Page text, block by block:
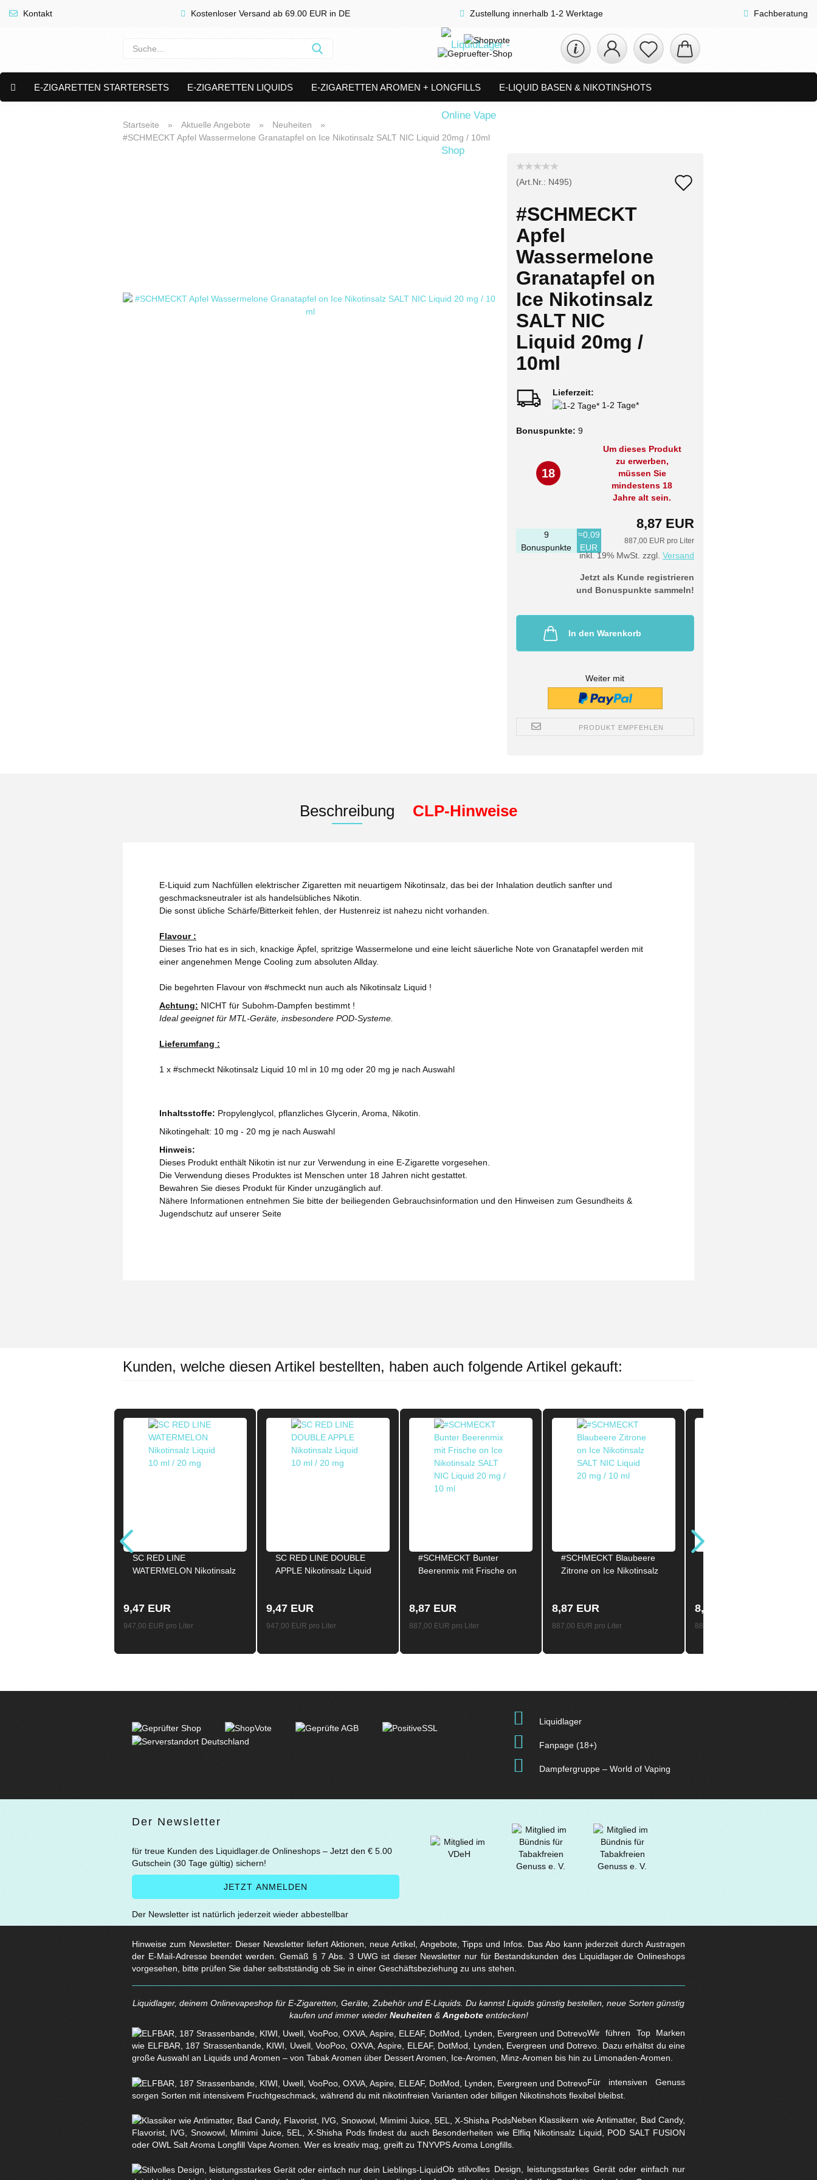
Kontakt Kostenloser Versand ab 69.00 EUR in DE Zustellung innerhalb 1-2 Werktage Fachberatung
E-ZIGARETTEN STARTERSETS E-ZIGARETTEN LIQUIDS E-ZIGARETTEN AROMEN + LONGFILLS E-LIQUID BASEN & NIKOTINSHOTS
VERDAMPFER & COILS AKKUTRÄGER & SETS
Startseite » Aktuelle Angebote » Neuheiten
»
#SCHMECKT Apfel Wassermelone Granatapfel on Ice Nikotinsalz SALT NIC Liquid 20mg / 10ml
(Art.Nr.: N495)
#SCHMECKT
Apfel
Wassermelone
Granatapfel on
Ice Nikotinsalz
SALT NIC
Liquid 20mg /
10ml
Lieferzeit:
1-2 Tage*
Bonuspunkte: 9
18
Um dieses Produkt
zu erwerben,
müssen Sie
mindestens 18
Jahre alt sein.
8,87 EUR
887,00 EUR pro Liter
inkl. 19% MwSt. zzgl. Versand
9
Bonuspunkte
≈0,09
EUR
Jetzt als Kunde registrieren
und Bonuspunkte sammeln!
In den Warenkorb
Weiter mit
PRODUKT EMPFEHLEN
Beschreibung CLP-Hinweise
E-Liquid zum Nachfüllen elektrischer Zigaretten mit neuartigem Nikotinsalz, das bei der Inhalation deutlich sanfter und
geschmacksneutraler ist als handelsübliches Nikotin.
Die sonst übliche Schärfe/Bitterkeit fehlen, der Hustenreiz ist nahezu nicht vorhanden.
Flavour :
Dieses Trio hat es in sich, knackige Äpfel, spritzige Wassermelone und eine leicht säuerliche Note von Granatapfel werden mit
einer angenehmen Menge Cooling zum absoluten Allday.
Die begehrten Flavour von #schmeckt nun auch als Nikotinsalz Liquid !
Achtung: NICHT für Subohm-Dampfen bestimmt !
Ideal geeignet für MTL-Geräte, insbesondere POD-Systeme.
Lieferumfang :
1 x #schmeckt Nikotinsalz Liquid 10 ml in 10 mg oder 20 mg je nach Auswahl
Inhaltsstoffe: Propylenglycol, pflanzliches Glycerin, Aroma, Nikotin.
Nikotingehalt: 10 mg - 20 mg je nach Auswahl
Hinweis:
Dieses Produkt enthält Nikotin ist nur zur Verwendung in eine E-Zigarette vorgesehen.
Die Verwendung dieses Produktes ist Menschen unter 18 Jahren nicht gestattet.
Bewahren Sie dieses Produkt für Kinder unzugänglich auf.
Nähere Informationen entnehmen Sie bitte der beiliegenden Gebrauchsinformation und den Hinweisen zum Gesundheits &
Jugendschutz auf unserer Seite
Kunden, welche diesen Artikel bestellten, haben auch folgende Artikel gekauft:
SC RED LINE
WATERMELON Nikotinsalz
9,47 EUR
947,00 EUR pro Liter
SC RED LINE DOUBLE
APPLE Nikotinsalz Liquid
9,47 EUR
947,00 EUR pro Liter
#SCHMECKT Bunter
Beerenmix mit Frische on
8,87 EUR
887,00 EUR pro Liter
#SCHMECKT Blaubeere
Zitrone on Ice Nikotinsalz
8,87 EUR
887,00 EUR pro Liter
8,87 EUR
887,00 EUR pro Liter
Liquidlager
Fanpage (18+)
Dampfergruppe – World of Vaping
Der Newsletter
für treue Kunden des Liquidlager.de Onlineshops – Jetzt den € 5.00
Gutschein (30 Tage gültig) sichern!
Der Newsletter ist natürlich jederzeit wieder abbestellbar
Hinweise zum Newsletter: Dieser Newsletter liefert Aktionen, neue Artikel, Angebote, Tipps und Infos. Das Abo kann jederzeit durch Austragen
der E-Mail-Adresse beendet werden. Gemäß § 7 Abs. 3 UWG ist dieser Newsletter nur für Bestandskunden des Liquidlager.de Onlineshops
vorgesehen, bitte prüfen Sie daher selbstständig ob Sie in einer Geschäftsbeziehung zu uns stehen.
Liquidlager, deinem Onlinevapeshop für E-Zigaretten, Geräte, Zubehör und E-Liquids. Du kannst Liquids günstig bestellen, neue Sorten günstig
kaufen und immer wieder Neuheiten & Angeboteentdecken!
Wir führen Top Marken
wie ELFBAR, 187 Strassenbande, KIWI, Uwell, VooPoo, OXVA, Aspire, ELEAF, DotMod, Lynden, Evergreen und Dotrevo. Dazu erhältst du eine
große Auswahl an Liquids und Aromen – von Tabak Aromen über Dessert Aromen, Ice-Aromen, Minz-Aromen bis hin zu Limonaden-Aromen.
Für intensiven Genuss
sorgen Sorten mit intensivem Fruchtgeschmack, während du mit nikotinfreien Varianten oder billigen Nikotinshots flexibel bleibst.
Neben Klassikern wie Antimatter, Bad Candy,
Flavorist, IVG, Snowowl, Mimimi Juice, 5EL, X-Shisha Pods findest du auch Besonderheiten wie Elfliq Nikotinsalz Liquid, POD SALT FUSION
oder OWL Salt Aroma Longfill Vape Aromen. Wer es kreativ mag, greift zu TNYVPS Aroma Longfills.
Ob stilvolles Design, leistungsstarkes Gerät oder einfach nur